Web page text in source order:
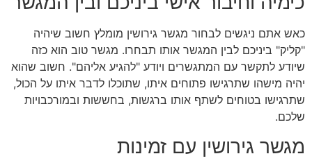
כאש אתם ניגשים לבחור מגשר גירושין מומלץ חשוב שיהיה
"קליק" ביניכם לבין המגשר אותו תבחרו. מגשר טוב הוא כזה
שיודע לתקשר עם המתגשרים ויודע "להגיע אליהם". חשוב שהוא
יהיה מישהו שתרגישו פתוחים איתו, שתוכלו לדבר איתו על הכול,
שתרגישו בטוחים לשתף אותו ברגשות, בחששות ובמורכבויות
שלכם.
מגשר גירושין עם זמינות